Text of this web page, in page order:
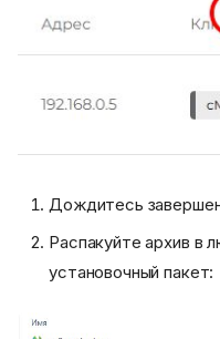
Дождитесь
Распакуйте архив в
установочный пакет: